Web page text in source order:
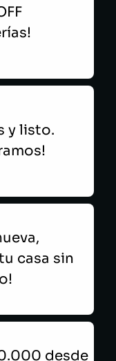
y listo.
casa sin
desde